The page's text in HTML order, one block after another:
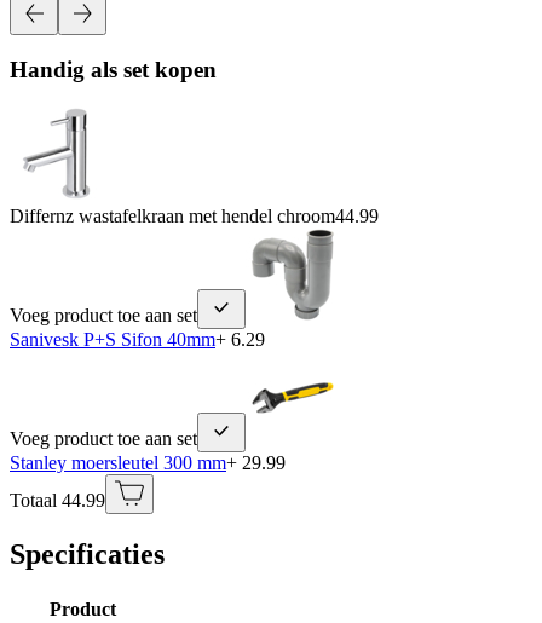
Handig als set kopen
Differnz wastafelkraan met hendel chroom44.99
Voeg product toe aan set
Sanivesk P+S Sifon 40mm+ 6.29
Voeg product toe aan set
Stanley moersleutel 300 mm+ 29.99
Totaal 44.99
Specificaties
Product